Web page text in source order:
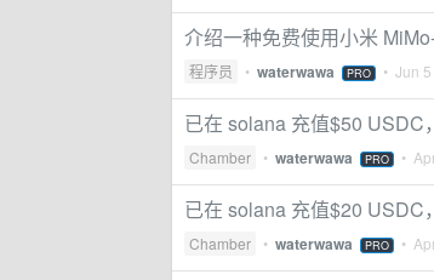
介绍一种免费使用小米
程序员 • waterwawa PRO • Jun 5
已在 solana 充值$50 USDC
Chamber • waterwawa PRO •
已在 solana 充值$20 USDC
Chamber • waterwawa PRO •